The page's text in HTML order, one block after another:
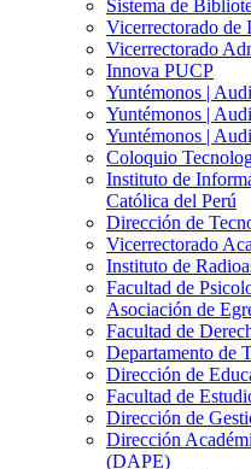
Sistema de
Vicerrectorado de
Vicerrectorado
Innova PUCP
Yuntémonos |
Yuntémonos |
Yuntémonos |
Coloquio
Instituto de
Católica del Perú
Dirección de
Vicerrectorado
Instituto de
Facultad de
Asociación de
Facultad de
Departamento de
Dirección de
Facultad de
Dirección de
Dirección
(DAPE)